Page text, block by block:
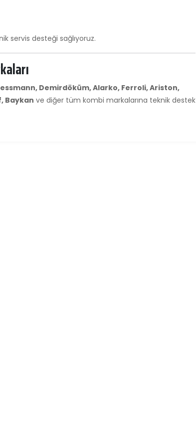
servis desteği sağlıyoruz.
Demirdöküm, Alarko, Ferroli, Ariston,
Baykan ve diğer tüm kombi markalarına teknik destek